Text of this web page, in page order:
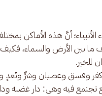
أنَّ هذه الأماكن
بين الأرض والسماء، فكيف
للخير.
وفسق وعصيان وشرٍّ وبُعدٍ
تجتمع فيه وهي: دار غضبه